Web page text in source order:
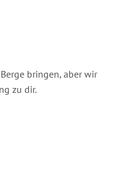
bringen, aber wir
zu dir.